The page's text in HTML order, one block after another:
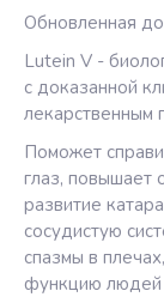
Обновленная
Lutein V -
с доказанной
лекарственным
Поможет
глаз, повышает
развитие
сосудистую
спазмы в
функцию людей